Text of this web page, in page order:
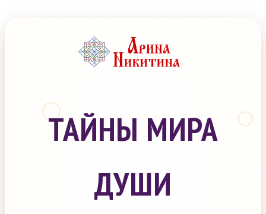
ТАЙНЫ МИРА
ДУШИ